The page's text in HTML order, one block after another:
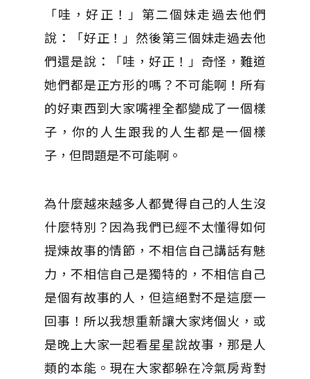
「哇，好正！」第二個妹走過去他們
說：「好正！」然後第三個妹走過去他
們還是說：「哇，好正！」奇怪，難道
她們都是正方形的嗎？不可能啊！所有
的好東西到大家嘴裡全都變成了一個樣
子，你的人生跟我的人生都是一個樣
子，但問題是不可能啊。
為什麼越來越多人都覺得自己的人生沒
什麼特別？因為我們已經不太懂得如何
提煉故事的情節，不相信自己講話有魅
力，不相信自己是獨特的，不相信自己
是個有故事的人，但這絕對不是這麼一
回事！所以我想重新讓大家烤個火，或
是晚上大家一起看星星說故事，那是人
類的本能。現在大家都躲在冷氣房背對